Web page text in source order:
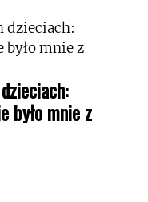
było mnie z